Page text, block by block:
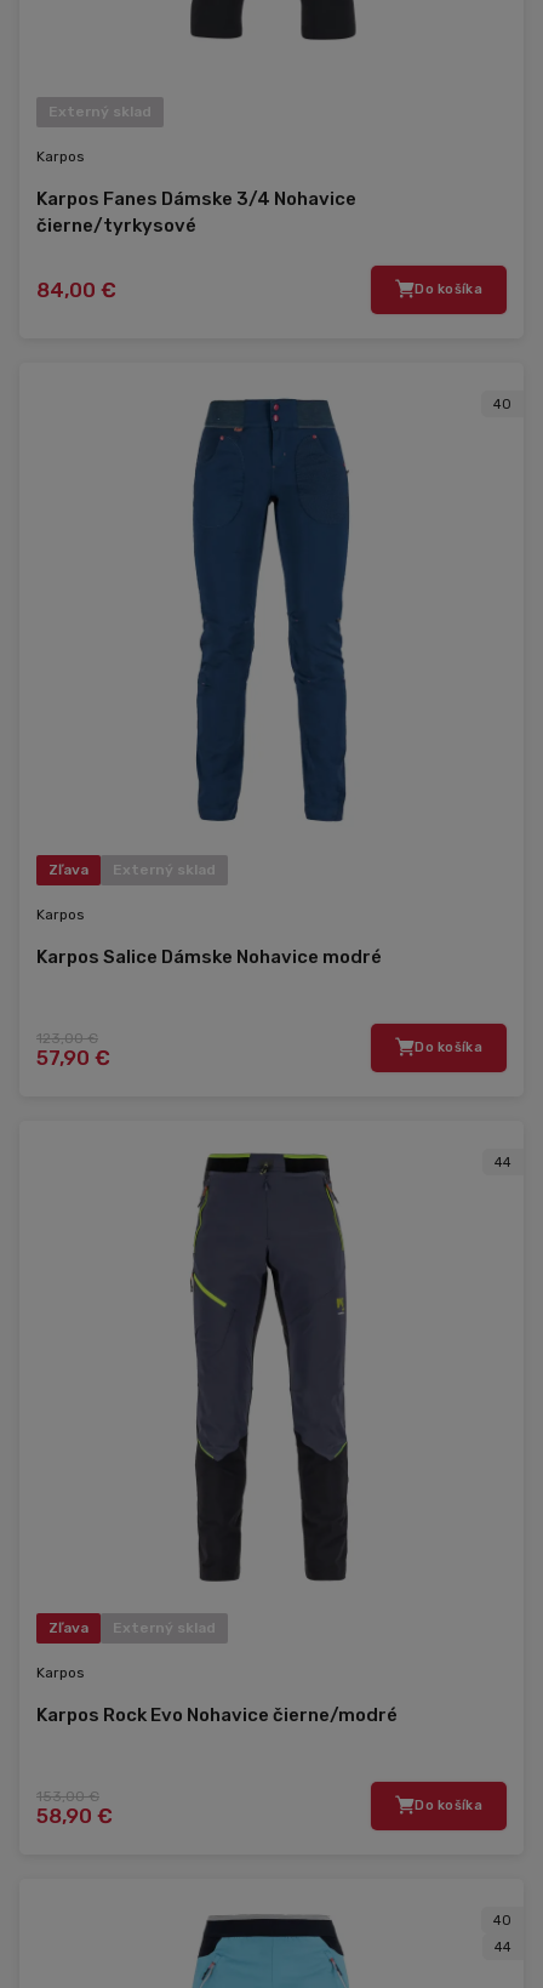
Externý sklad
Karpos
Karpos Fanes Dámske 3/4 Nohavice
čierne/tyrkysové
84,00 € Do košíka
40
Zľava Externý sklad
Karpos
Karpos Salice Dámske Nohavice modré
123,00 €
57,90 € Do košíka
44
Zľava Externý sklad
Karpos
Karpos Rock Evo Nohavice čierne/modré
153,00 €
58,90 € Do košíka
40
44